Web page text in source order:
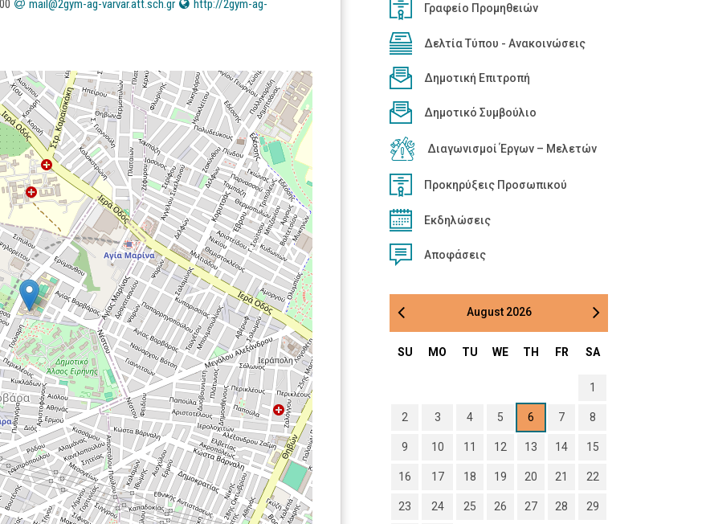
mail@2gym-ag-varvar.att.sch.gr
http://2gym-ag-
Γραφείο Προμηθειών
Δελτία Τύπου - Ανακοινώσεις
Δημοτική Επιτροπή
Δημοτικό Συμβούλιο
Διαγωνισμοί Έργων – Μελετών
Προκηρύξεις Προσωπικού
Εκδηλώσεις
Αποφάσεις
August 2026
SU MO TU WE TH FR SA
1
2 3 4 5 6 7 8
9 10 11 12 13 14 15
16 17 18 19 20 21 22
23 24 25 26 27 28 29